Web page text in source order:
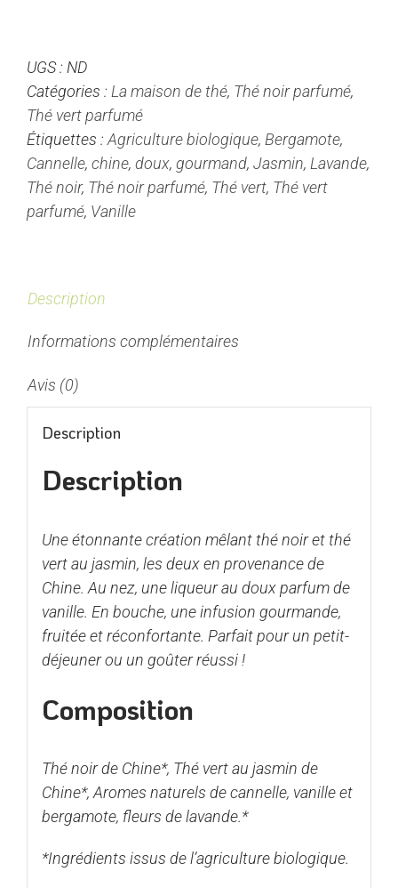
-
Thé
Vert/Noir
parfumé
UGS : ND
Catégories : La maison de thé, Thé noir parfumé,
Thé vert parfumé
Étiquettes :Agriculture biologique, Bergamote,
Cannelle, chine, doux, gourmand, Jasmin, Lavande,
Thé noir, Thé noir parfumé, Thé vert, Thé vert
parfumé, Vanille
Description
Informations complémentaires
Avis (0)
Description
Description
Une étonnante création mêlant thé noir et thé
vert au jasmin, les deux en provenance de
Chine. Au nez, une liqueur au doux parfum de
vanille. En bouche, une infusion gourmande,
fruitée et réconfortante. Parfait pour un petit-
déjeuner ou un goûter réussi !
Composition
Thé noir de Chine*, Thé vert au jasmin de
Chine*, Aromes naturels de cannelle, vanille et
bergamote, fleurs de lavande.*
*Ingrédients issus de l’agriculture biologique.